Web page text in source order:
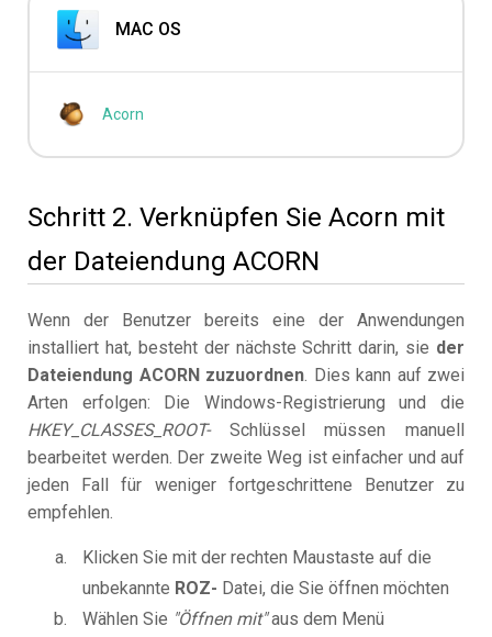
MAC OS
Acorn
Schritt 2. Verknüpfen Sie Acorn mit
der Dateiendung ACORN
Wenn der Benutzer bereits eine der Anwendungen
installiert hat, besteht der nächste Schritt darin, sie der
Dateiendung ACORN zuzuordnen. Dies kann auf zwei
Arten erfolgen: Die Windows-Registrierung und die
HKEY_CLASSES_ROOT-Schlüssel müssen manuell
bearbeitet werden. Der zweite Weg ist einfacher und auf
jeden Fall für weniger fortgeschrittene Benutzer zu
empfehlen.
Klicken Sie mit der rechten Maustaste auf die
unbekannte ROZ- Datei, die Sie öffnen möchten
Wählen Sie "Öffnen mit"aus dem Menü